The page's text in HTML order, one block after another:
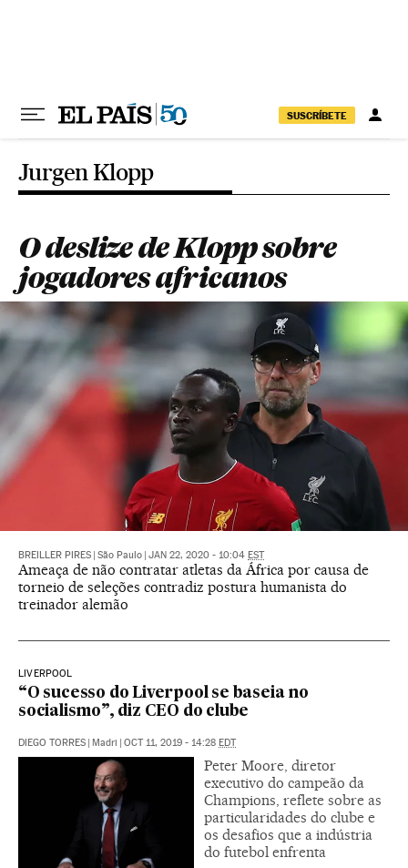
SUSCRÍBETE
Jurgen Klopp
O deslize de Klopp sobre
jogadores africanos
BREILLER PIRES São Paulo JAN 22, 2020 - 10:04 EST
Ameaça de não contratar atletas da África por causa de
torneio de seleções contradiz postura humanista do
treinador alemão
LIVERPOOL
“O sucesso do Liverpool se baseia no
socialismo”, diz CEO do clube
DIEGO TORRES Madri OCT 11, 2019 - 14:28 EDT
Peter Moore, diretor
executivo do campeão da
Champions, reflete sobre as
particularidades do clube e
os desafios que a indústria
do futebol enfrenta